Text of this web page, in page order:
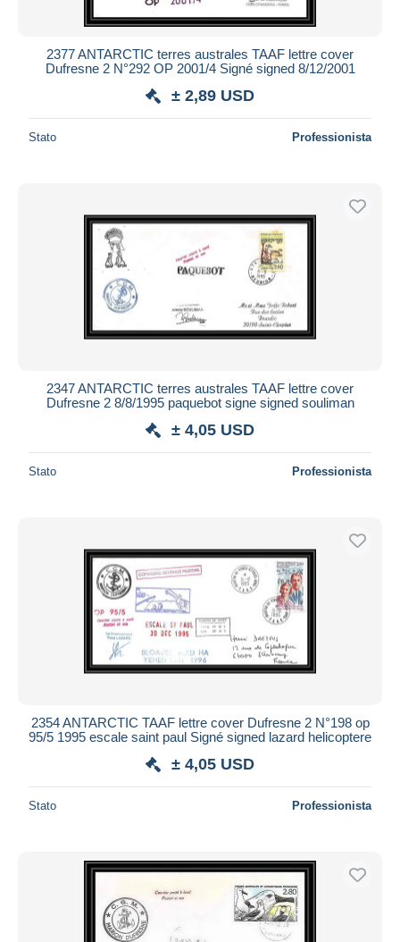
2377 ANTARCTIC terres australes TAAF lettre cover
Dufresne 2 N°292 OP 2001/4 Signé signed 8/12/2001
± 2,89 USD
Stato Professionista
2347 ANTARCTIC terres australes TAAF lettre cover
Dufresne 2 8/8/1995 paquebot signe signed souliman
± 4,05 USD
Stato Professionista
2354 ANTARCTIC TAAF lettre cover Dufresne 2 N°198 op
95/5 1995 escale saint paul Signé signed lazard helicoptere
± 4,05 USD
Stato Professionista